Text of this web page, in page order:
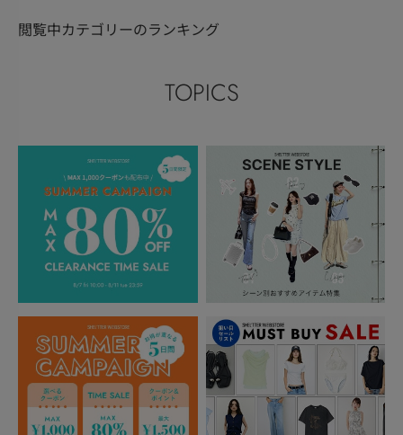
閲覧中カテゴリーのランキング
TOPICS